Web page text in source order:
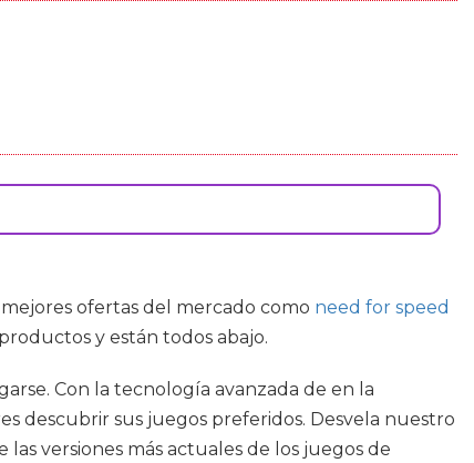
ofertas del mercado como need for speed
y están todos abajo.
Con la tecnología avanzada de en la
descubrir sus juegos preferidos. Desvela nuestro
versiones más actuales de los juegos de